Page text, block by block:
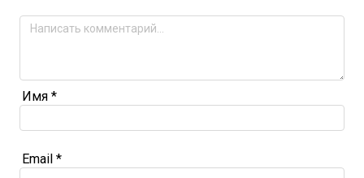
Имя *
Email *